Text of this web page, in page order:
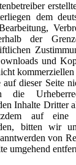
dem
der
und
kommerziellen
dieser Seite
die
Inhalte Dritter
auf eine
bitten wir
von
umgehend